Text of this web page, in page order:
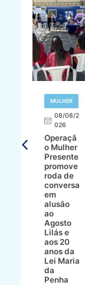
MULHER
08/08/2
026
Operaçã
o Mulher
Presente
promove
roda de
conversa
em
alusão
ao
Agosto
Lilás e
aos 20
anos da
Lei Maria
da
Penha